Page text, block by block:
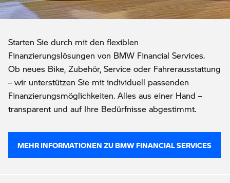
Starten Sie durch mit den flexiblen
Finanzierungslösungen von BMW Financial Services.
Ob neues Bike, Zubehör, Service oder Fahrerausstattung
– wir unterstützen Sie mit individuell passenden
Finanzierungsmöglichkeiten. Alles aus einer Hand –
transparent und auf Ihre Bedürfnisse abgestimmt.
MEHR INFORMATIONEN ZU BMW FINANCIAL SERVICES